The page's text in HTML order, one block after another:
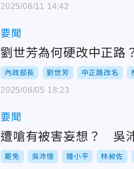
2025/06/11 14:42
要聞
劉世芳為何硬改中正
內政部長 劉世芳 中正路改名
2025/06/05 18:23
要聞
遭嗆有被害妄想？ 吳
罷免 吳沛憶 鍾小平 林昶佐